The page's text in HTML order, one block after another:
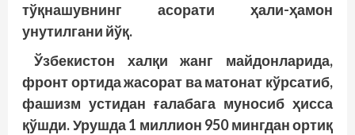
тўқнашувнинг асорати ҳали-ҳамон
унутилгани йўқ.
Ўзбекистон халқи жанг майдонларида,
фронт ортида жасорат ва матонат кўрсатиб,
фашизм устидан ғалабага муносиб ҳисса
қўшди. Урушда 1 миллион 950 мингдан ортиқ